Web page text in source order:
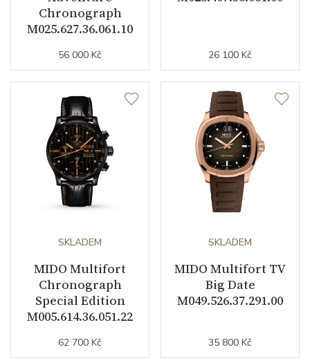
Sekundová ručka ANO
Barva číselníku antracitová
Indexy číselníku
Řemínek / Spona
Materiál řemínku nerezová ocel
Barva řemínku
Doplňující údaje
Chronograph
M025.627.36.061.10
56 000 Kč 26 100 Kč
SKLADEM
MIDO Multifort
Chronograph
Special Edition
M005.614.36.051.22
62 700 Kč
SKLADEM
MIDO Multifort TV
Big Date
M049.526.37.291.00
35 800 Kč